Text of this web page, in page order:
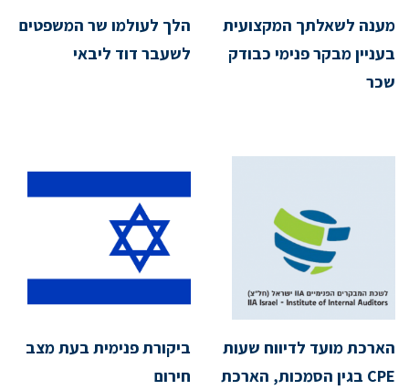
מענה לשאלתך המקצועית
בעניין מבקר פנימי כבודק
שכר
הלך לעולמו שר המשפטים
לשעבר דוד ליבאי
הארכת מועד לדיווח שעות
CPE בגין הסמכות, הארכת
ביקורת פנימית בעת מצב
חירום